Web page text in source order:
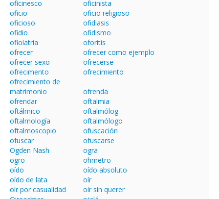
oficinesco
oficinista
oficio
oficio religioso
oficioso
ofidiasis
ofidio
ofidismo
ofiolatría
oforitis
ofrecer
ofrecer como ejemplo
ofrecer sexo
ofrecerse
ofrecimento
ofrecimiento
ofrecimiento de
matrimonio
ofrenda
ofrendar
oftalmia
oftálmico
oftalmólog
oftalmología
oftalmólogo
oftalmoscopio
ofuscación
ofuscar
ofuscarse
Ogden Nash
ogra
ogro
ohmetro
oído
oído absoluto
oído de lata
oír
oír por casualidad
oír sin querer